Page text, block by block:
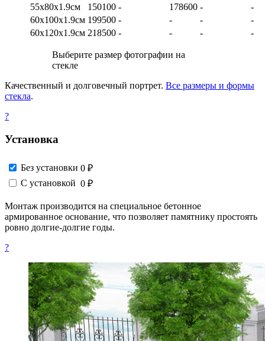
55х80х1.9см
150100 - 178600 -
-
60х100х1.9см 199500 - - -
-
60х120х1.9см 218500 - - - -
Выберите размер фотографии на
стекле
Качественный и долговечный портрет. Все размеры и формы
стекла.
?
Установка
Без установки 0 ₽
С установкой 0 ₽
Монтаж производится на специальное бетонное
армированное основание, что позволяет памятнику простоять
ровно долгие-долгие годы.
?